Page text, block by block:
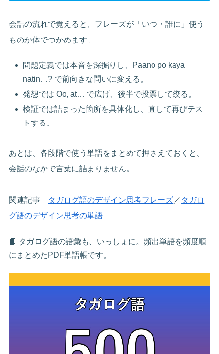
会話の流れで覚えると、フレーズが「いつ・誰に」使う
ものか体でつかめます。
問題定義では本音を深掘りし、Paano po kaya
natin…? で前向きな問いに変える。
発想では Oo, at… で広げ、後半で投票して絞る。
検証では詰まった箇所を具体化し、直して再びテス
トする。
あとは、各段階で使う単語をまとめて押さえておくと、
会話のなかで言葉に詰まりません。
関連記事： タガログ語のデザイン思考フレーズ ／ タガロ
グ語のデザイン思考の単語
📘 タガログ語の語彙も、いっしょに。頻出単語を頻度順
にまとめたPDF単語帳です。